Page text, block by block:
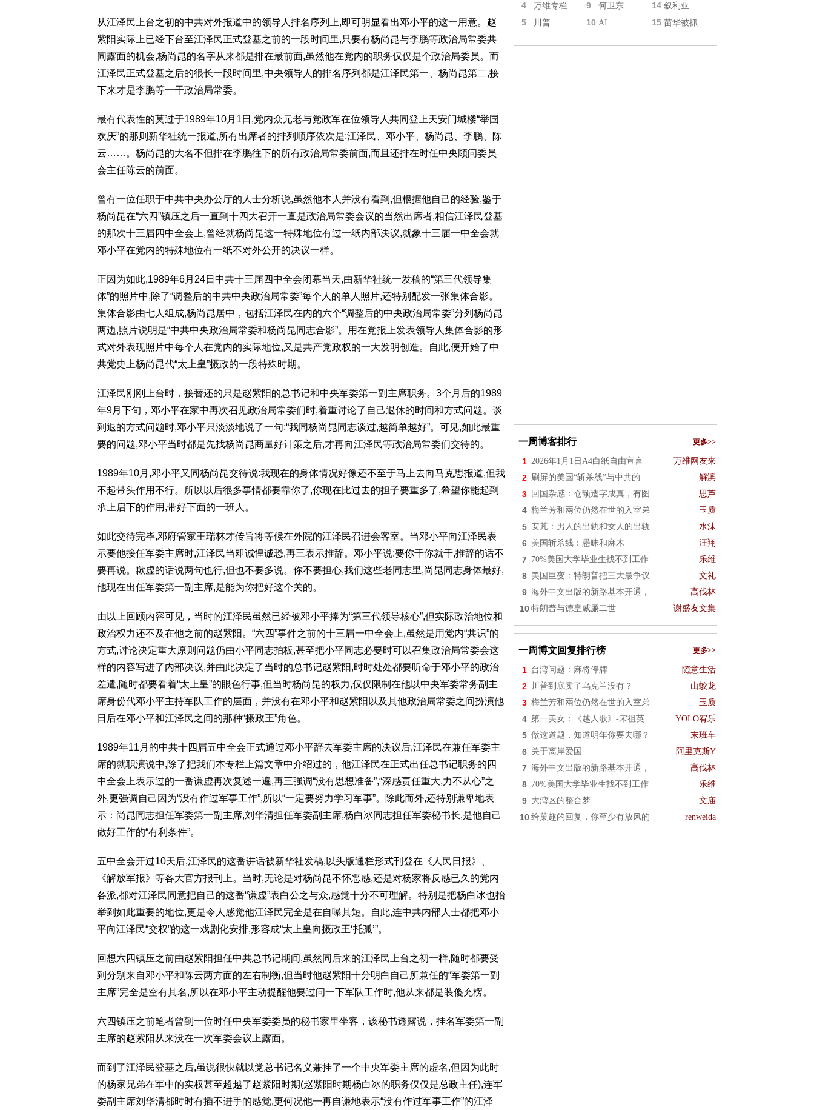
从江泽民上台之初的中共对外报道中的领导人排名序列上,即可明显看出邓小平的这一用意。赵
紫阳实际上已经下台至江泽民正式登基之前的一段时间里,只要有杨尚昆与李鹏等政治局常委共
同露面的机会,杨尚昆的名字从来都是排在最前面,虽然他在党内的职务仅仅是个政治局委员。而
江泽民正式登基之后的很长一段时间里,中央领导人的排名序列都是江泽民第一、杨尚昆第二,接
下来才是李鹏等一干政治局常委。
最有代表性的莫过于1989年10月1日,党内众元老与党政军在位领导人共同登上天安门城楼“举国
欢庆”的那则新华社统一报道,所有出席者的排列顺序依次是:江泽民、邓小平、杨尚昆、李鹏、陈
云……。杨尚昆的大名不但排在李鹏往下的所有政治局常委前面,而且还排在时任中央顾问委员
会主任陈云的前面。
曾有一位任职于中共中央办公厅的人士分析说,虽然他本人并没有看到,但根据他自己的经验,鉴于
杨尚昆在“六四”镇压之后一直到十四大召开一直是政治局常委会议的当然出席者,相信江泽民登基
的那次十三届四中全会上,曾经就杨尚昆这一特殊地位有过一纸内部决议,就象十三届一中全会就
邓小平在党内的特殊地位有一纸不对外公开的决议一样。
正因为如此,1989年6月24日中共十三届四中全会闭幕当天,由新华社统一发稿的“第三代领导集
体”的照片中,除了“调整后的中共中央政治局常委”每个人的单人照片,还特别配发一张集体合影。
集体合影由七人组成,杨尚昆居中，包括江泽民在内的六个“调整后的中央政治局常委”分列杨尚昆
两边,照片说明是“中共中央政治局常委和杨尚昆同志合影”。用在党报上发表领导人集体合影的形
式对外表现照片中每个人在党内的实际地位,又是共产党政权的一大发明创造。自此,便开始了中
共党史上杨尚昆代“太上皇”摄政的一段特殊时期。
江泽民刚刚上台时，接替还的只是赵紫阳的总书记和中央军委第一副主席职务。3个月后的1989
年9月下旬，邓小平在家中再次召见政治局常委们时,着重讨论了自己退休的时间和方式问题。谈
到退的方式问题时,邓小平只淡淡地说了一句:“我同杨尚昆同志谈过,越简单越好”。可见,如此最重
要的问题,邓小平当时都是先找杨尚昆商量好计策之后,才再向江泽民等政治局常委们交待的。
1989年10月,邓小平又同杨尚昆交待说:我现在的身体情况好像还不至于马上去向马克思报道,但我
不起带头作用不行。所以以后很多事情都要靠你了,你现在比过去的担子要重多了,希望你能起到
承上启下的作用,带好下面的一班人。
如此交待完毕,邓府管家王瑞林才传旨将等候在外院的江泽民召进会客室。当邓小平向江泽民表
示要他接任军委主席时,江泽民当即诚惶诚恐,再三表示推辞。邓小平说:要你干你就干,推辞的话不
要再说。歉虚的话说两句也行,但也不要多说。你不要担心,我们这些老同志里,尚昆同志身体最好,
他现在出任军委第一副主席,是能为你把好这个关的。
由以上回顾内容可见，当时的江泽民虽然已经被邓小平捧为“第三代领导核心”,但实际政治地位和
政治权力还不及在他之前的赵紫阳。“六四”事件之前的十三届一中全会上,虽然是用党内“共识”的
方式,讨论决定重大原则问题仍由小平同志拍板,甚至把小平同志必要时可以召集政治局常委会这
样的内容写进了内部决议,并由此决定了当时的总书记赵紫阳,时时处处都要听命于邓小平的政治
差遣,随时都要看着“太上皇”的眼色行事,但当时杨尚昆的权力,仅仅限制在他以中央军委常务副主
席身份代邓小平主持军队工作的层面，并没有在邓小平和赵紫阳以及其他政治局常委之间扮演他
日后在邓小平和江泽民之间的那种“摄政王”角色。
1989年11月的中共十四届五中全会正式通过邓小平辞去军委主席的决议后,江泽民在兼任军委主
席的就职演说中,除了把我们本专栏上篇文章中介绍过的，他江泽民在正式出任总书记职务的四
中全会上表示过的一番谦虚再次复述一遍,再三强调“没有思想准备”,“深感责任重大,力不从心”之
外,更强调自己因为“没有作过军事工作”,所以“一定要努力学习军事”。除此而外,还特别谦卑地表
示：尚昆同志担任军委第一副主席,刘华清担任军委副主席,杨白冰同志担任军委秘书长,是他自己
做好工作的“有利条件”。
五中全会开过10天后,江泽民的这番讲话被新华社发稿,以头版通栏形式刊登在《人民日报》、
《解放军报》等各大官方报刊上。当时,无论是对杨尚昆不怀恶感,还是对杨家将反感已久的党内
各派,都对江泽民同意把自己的这番“谦虚”表白公之与众,感觉十分不可理解。特别是把杨白冰也抬
举到如此重要的地位,更是令人感觉他江泽民完全是在自曝其短。自此,连中共内部人士都把邓小
平向江泽民“交权”的这一戏剧化安排,形容成“太上皇向摄政王‘托孤’”。
回想六四镇压之前由赵紫阳担任中共总书记期间,虽然同后来的江泽民上台之初一样,随时都要受
到分别来自邓小平和陈云两方面的左右制衡,但当时他赵紫阳十分明白自己所兼任的“军委第一副
主席”完全是空有其名,所以在邓小平主动提醒他要过问一下军队工作时,他从来都是装傻充楞。
六四镇压之前笔者曾到一位时任中央军委委员的秘书家里坐客，该秘书透露说，挂名军委第一副
主席的赵紫阳从来没在一次军委会议上露面。
而到了江泽民登基之后,虽说很快就以党总书记名义兼挂了一个中央军委主席的虚名,但因为此时
的杨家兄弟在军中的实权甚至超越了赵紫阳时期(赵紫阳时期杨白冰的职务仅仅是总政主任),连军
委副主席刘华清都时时有插不进手的感觉,更何况他一再自谦地表示“没有作过军事工作”的江泽
4 万维专栏 9 何卫东 14 叙利亚
5 川普 10 AI 15 苗华被抓
一周博客排行 更多>>
1 2026年1月1日A4白纸自由宣言 万维网友来
2 刷屏的美国“斩杀线”与中共的 解滨
3 回国杂感：仓颉造字成真，有图 思芦
4 梅兰芳和兩位仍然在世的入室弟 玉质
5 安芃：男人的出轨和女人的出轨 水沫
6 美国斩杀线：愚昧和麻木 汪翔
7 70%美国大学毕业生找不到工作 乐维
8 美国巨变：特朗普把三大最争议 文礼
9 海外中文出版的新路基本开通， 高伐林
10 特朗普与德皇威廉二世 谢盛友文集
一周博文回复排行榜 更多>>
1 台湾问题：麻将停牌 随意生活
2 川普到底卖了乌克兰没有？ 山蛟龙
3 梅兰芳和兩位仍然在世的入室弟 玉质
4 第一美女：《越人歌》-宋祖英 YOLO宥乐
5 做这道题，知道明年你要去哪？ 末班车
6 关于离岸爱国 阿里克斯Y
7 海外中文出版的新路基本开通， 高伐林
8 70%美国大学毕业生找不到工作 乐维
9 大湾区的整合梦 文庙
10 给菓趣的回复，你至少有放风的 renweida